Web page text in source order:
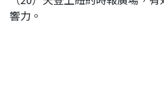
響力。